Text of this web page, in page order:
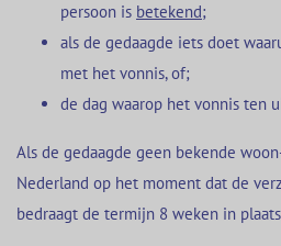
persoon is betekend;
als de gedaagde iets doet
met het vonnis, of;
de dag waarop het vonnis ten
Als de gedaagde geen bekende
Nederland op het moment dat de
bedraagt de termijn 8 weken in